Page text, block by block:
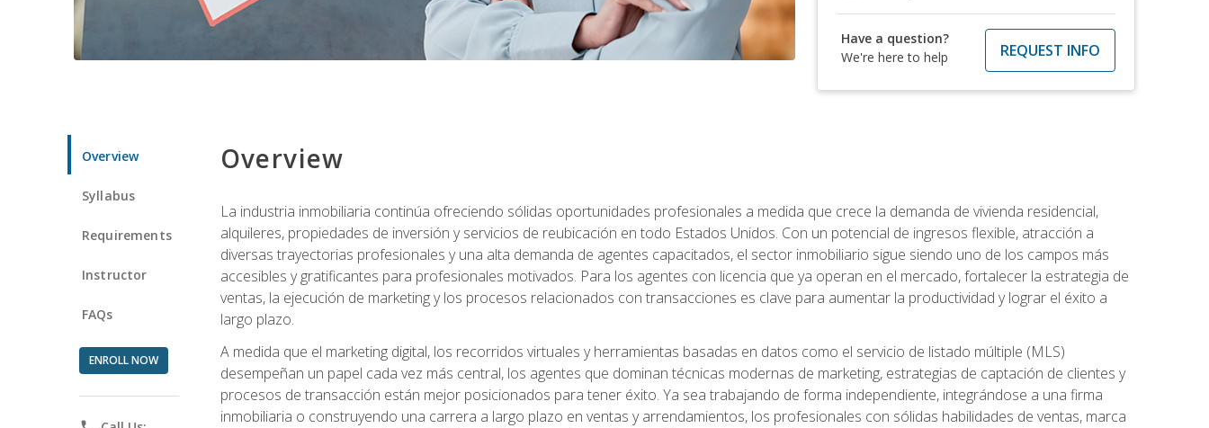
Have a question?
We're here to help
REQUEST INFO
Overview
Syllabus
Requirements
Instructor
FAQs
ENROLL NOW
Overview
La industria inmobiliaria continúa ofreciendo sólidas oportunidades profesionales a medida que crece la demanda de vivienda residencial,
alquileres, propiedades de inversión y servicios de reubicación en todo Estados Unidos. Con un potencial de ingresos flexible, atracción a
diversas trayectorias profesionales y una alta demanda de agentes capacitados, el sector inmobiliario sigue siendo uno de los campos más
accesibles y gratificantes para profesionales motivados. Para los agentes con licencia que ya operan en el mercado, fortalecer la estrategia de
ventas, la ejecución de marketing y los procesos relacionados con transacciones es clave para aumentar la productividad y lograr el éxito a
largo plazo.
A medida que el marketing digital, los recorridos virtuales y herramientas basadas en datos como el servicio de listado múltiple (MLS)
desempeñan un papel cada vez más central, los agentes que dominan técnicas modernas de marketing, estrategias de captación de clientes y
procesos de transacción están mejor posicionados para tener éxito. Ya sea trabajando de forma independiente, integrándose a una firma
inmobiliaria o construyendo una carrera a largo plazo en ventas y arrendamientos, los profesionales con sólidas habilidades de ventas, marca